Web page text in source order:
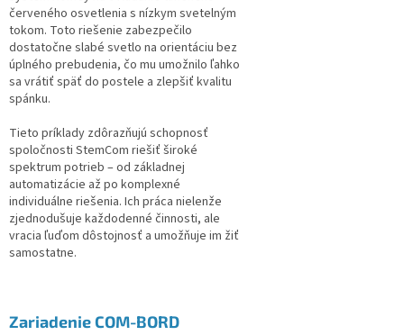
červeného osvetlenia s nízkym svetelným
tokom. Toto riešenie zabezpečilo
dostatočne slabé svetlo na orientáciu bez
úplného prebudenia, čo mu umožnilo ľahko
sa vrátiť späť do postele a zlepšiť kvalitu
spánku.
Tieto príklady zdôrazňujú schopnosť
spoločnosti StemCom riešiť široké
spektrum potrieb – od základnej
automatizácie až po komplexné
individuálne riešenia. Ich práca nielenže
zjednodušuje každodenné činnosti, ale
vracia ľuďom dôstojnosť a umožňuje im žiť
samostatne.
Zariadenie COM-BORD